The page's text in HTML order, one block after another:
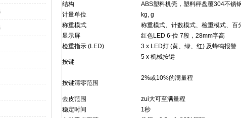
结构
ABS塑料机壳，塑料秤盘覆304不锈
计量单位
kg, g
称重模式
称重模式、计数模式、检重模式、百
显示屏
红色LED 6-位 7段，28mm字高
检重指示 (LED)
3 x LED灯 (黄、绿、红) 及蜂鸣报警
按键
5 x 机械按键
按键清零范围
2%或10%的满量程
去皮范围
zui大可至满量程
稳定时间
1秒